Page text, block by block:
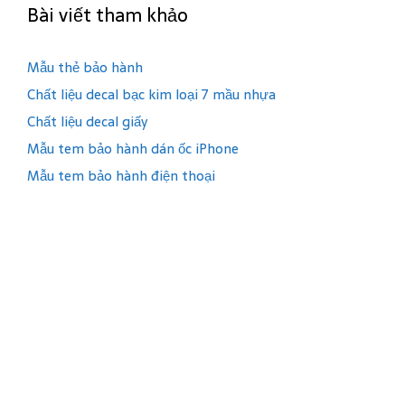
Bài viết tham khảo
Mẫu thẻ bảo hành
Chất liệu decal bạc kim loại 7 mầu nhựa
Chất liệu decal giấy
Mẫu tem bảo hành dán ốc iPhone
Mẫu tem bảo hành điện thoại